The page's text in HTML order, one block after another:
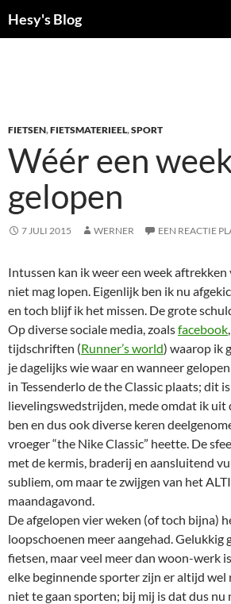
naar
Hesy's Blog
FIETSEN,FIETSMATERIEEL,SPORT
Wéér een
gelopen
7 JULI 2015 WERNER EEN REACTIE
Intussen kan ik weer een week
niet mag lopen. Eigenlijk ben ik nu
en toch blijf ik het missen. De grote
Op diverse sociale media, zoalsfacebook,
tijdschriften (Runner’s world) waarop ik
je dagelijks wie waar en wanneer
in Tessenderlo de the Classic plaats; dit
lievelingswedstrijden, mede omdat ik uit
ben en dus ook diverse keren
vroeger “the Nike Classic” heette. De
met de kermis, braderij en aansluitend
subliem, om maar te zwijgen van het
maandagavond.
De afgelopen vier weken (of toch bijna)
loopschoenen meer aangehad. Gelukkig
fietsen, maar veel meer dan woon-werk
elke beginnende sporter zijn er altijd wel
niet te gaan sporten; bij mij is dat dus nu